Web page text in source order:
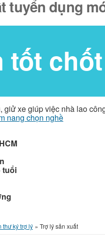
tuyển dụng
tốt
giử xe giúp việc nhà lao
nang chọn nghề
tuổi
thư ký trợ lý » Trợ lý sản xuất